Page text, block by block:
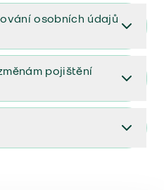
(PDF)
osobních údajů
údajů (PDF)
pojištění
pojištění (aktualizovaný)